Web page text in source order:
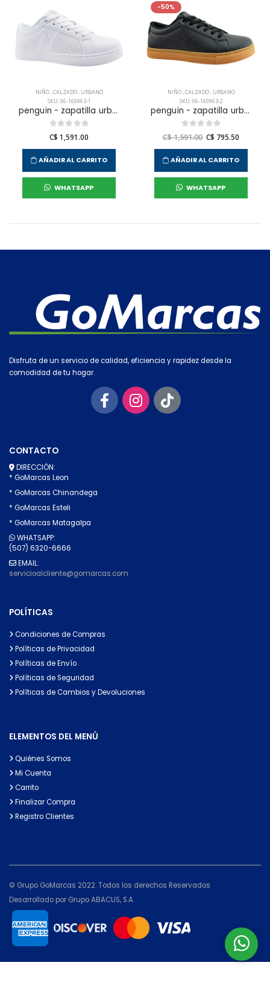
NIÑO,CALZADO, URBANO
SKU: 06-160963-1
penguin - zapatilla urbana terrest para niño junior
C$ 1,591.00
AÑADIR AL CARRITO
WHATSAPP
-50%
NIÑO,CALZADO, URBANO
SKU: 06-160963-2
penguin - zapatilla urbana terrest para niño junior
C$ 1,591.00 C$ 795.50
AÑADIR AL CARRITO
WHATSAPP
Disfruta de un servicio de calidad, eficiencia y rapidez desde la
comodidad de tu hogar.
CONTACTO
DIRECCIÓN:
* GoMarcas Leon
* GoMarcas Chinandega
* GoMarcas Esteli
* GoMarcas Matagalpa
WHATSAPP:
(507) 6320-6666
EMAIL:
servicioalcliente@gomarcas.com
POLÍTICAS
Condiciones de Compras
Políticas de Privacidad
Políticas de Envío
Políticas de Seguridad
Políticas de Cambios y Devoluciones
ELEMENTOS DEL MENÚ
Quiénes Somos
Mi Cuenta
Carrito
Finalizar Compra
Registro Clientes
© Grupo GoMarcas 2022. Todos los derechos Reservados
Desarrollado por Grupo ABACUS, S.A.